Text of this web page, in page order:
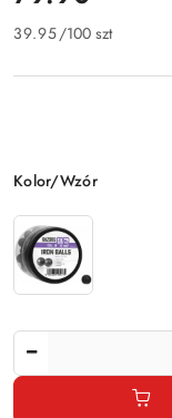
39.95/100 szt
Wariant
Kolor/Wzór